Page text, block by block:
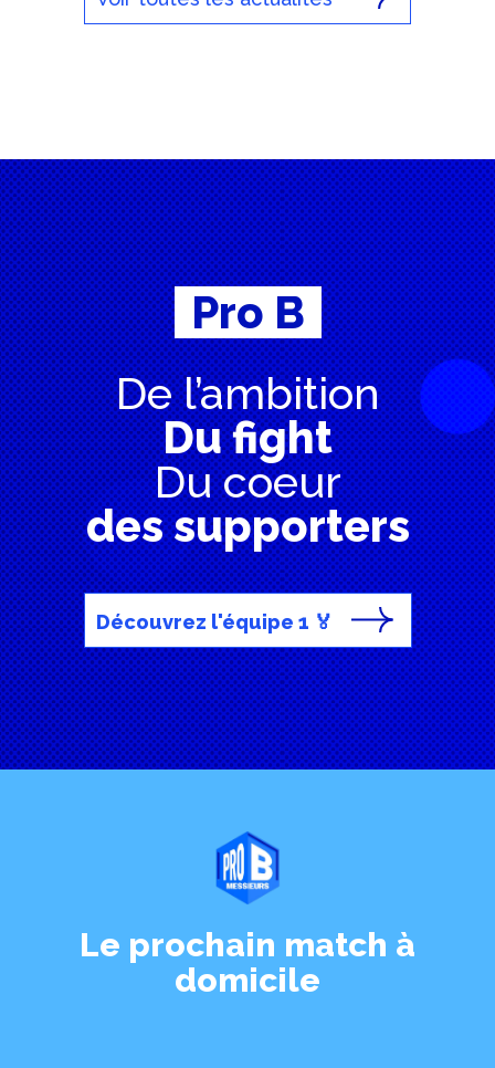
Pro B
De l’ambition
Du fight
Du coeur
des supporters
Découvrez l'équipe 1 🏅
Le prochain match à
domicile